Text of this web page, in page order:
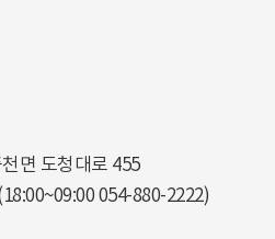
면 도청대로 455
054-880-2222)